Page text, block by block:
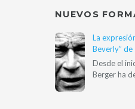
NUEVOS
La
Beverly” de
Desde el
Berger ha